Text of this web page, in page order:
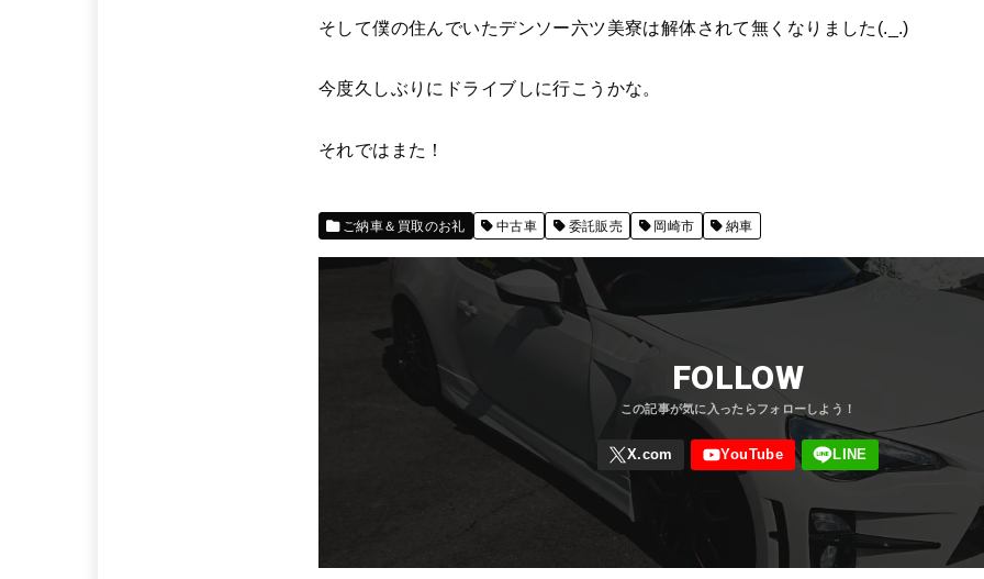
そして僕の住んでいたデンソー六ツ美寮は解体されて無くなりました(._.)
今度久しぶりにドライブしに行こうかな。
それではまた！
ご納車＆買取のお礼 中古車 委託販売 岡崎市 納車
FOLLOW